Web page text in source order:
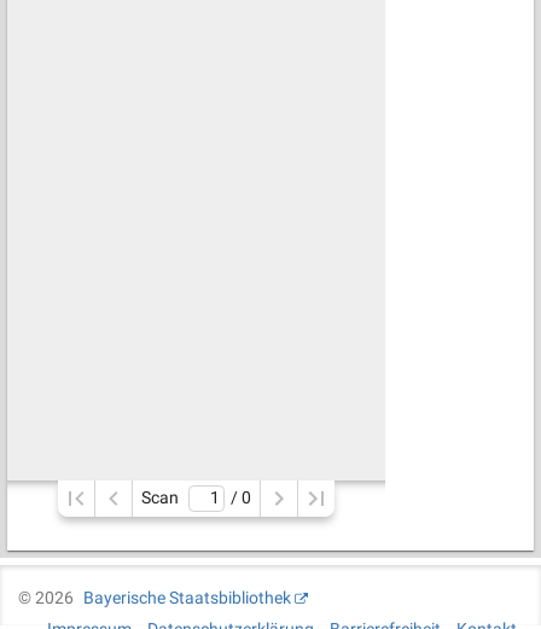
Scan / 0
©2026
Bayerische Staatsbibliothek